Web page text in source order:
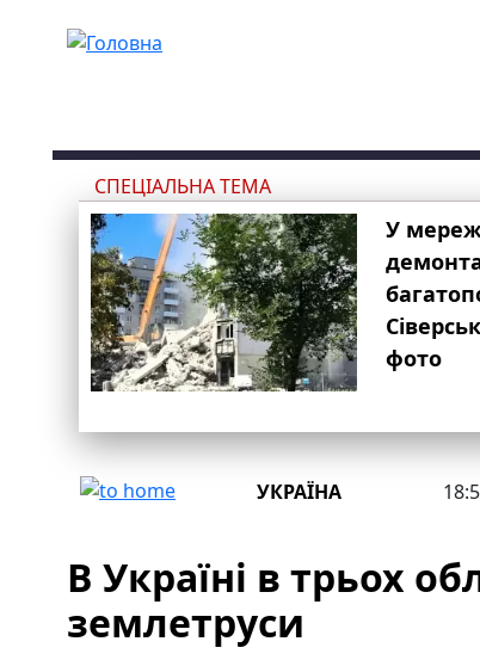
СПЕЦІАЛЬНА ТЕМА
У
фото
УКРАЇНА
В Україні в трьох
землетруси